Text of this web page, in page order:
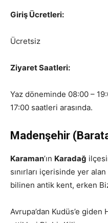
Giriş Ücretleri:
Ücretsiz
Ziyaret Saatleri:
Yaz döneminde 08:00 –
17:00 saatleri arasında.
Madenşehir
Karaman’ın Karadağ
sınırları içerisinde yer alan
bilinen antik kent, erken
Avrupa’dan Kudüs’e giden